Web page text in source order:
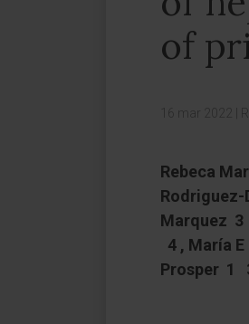
of
16 mar 2022
Rebeca
Marquez
4 , María
Prosper 1